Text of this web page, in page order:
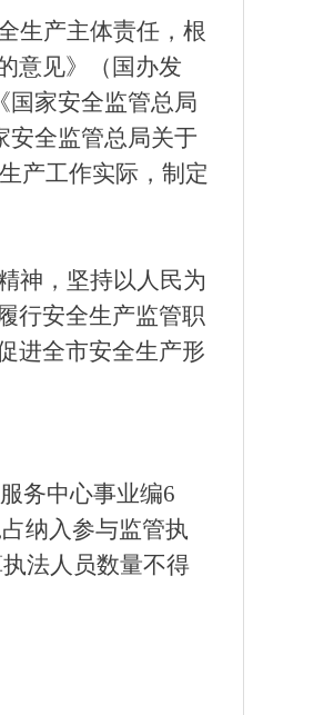
生产主体责任，根
意见》（国办发
国家安全监管总局
安全监管总局关于
产工作实际，制定
神，坚持以人民为
行安全生产监管职
进全市安全生产形
务中心事业编6
纳入参与监管执
法人员数量不得